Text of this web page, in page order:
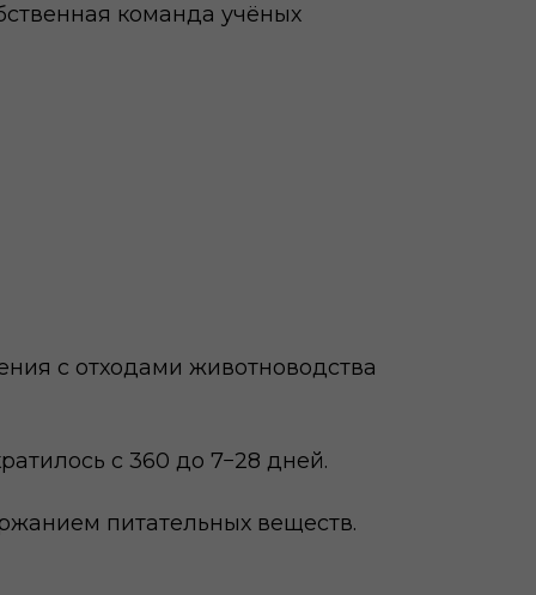
команда учёных
с отходами животноводства
с 360 до 7−28 дней.
питательных веществ.